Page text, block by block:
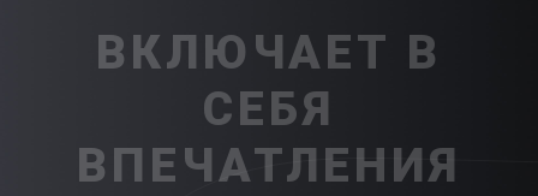
ВКЛЮЧАЕТ В
СЕБЯ
ВПЕЧАТЛЕНИЯ